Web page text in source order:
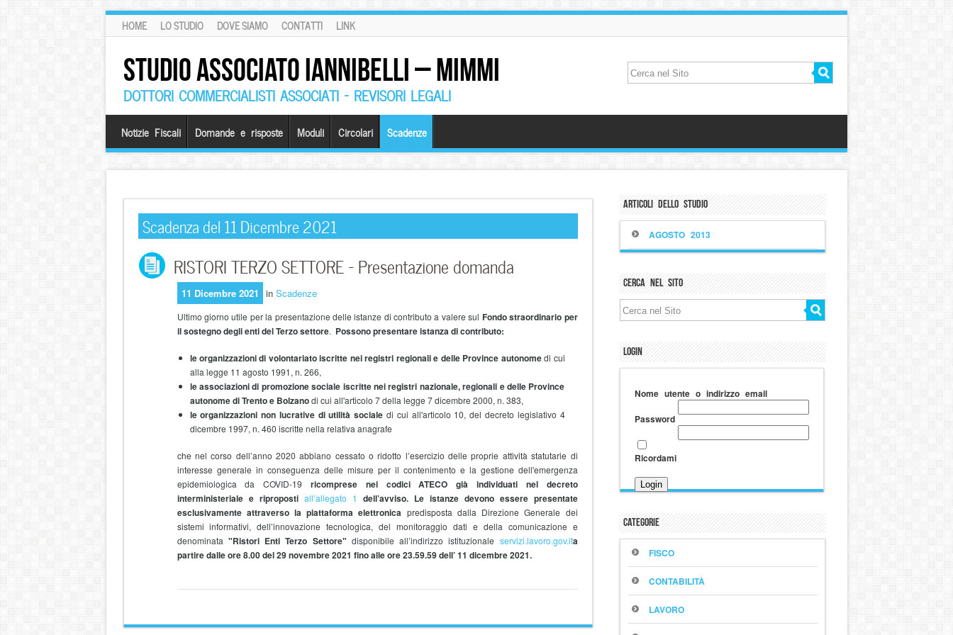
HOME LO STUDIO DOVE SIAMO CONTATTI LINK
STUDIO ASSOCIATO IANNIBELLI – MIMMI
DOTTORI COMMERCIALISTI ASSOCIATI – REVISORI LEGALI
Notizie Fiscali Domande e risposte Moduli Circolari Scadenze
Scadenza del 11 Dicembre 2021
RISTORI TERZO SETTORE – Presentazione domanda
11 Dicembre 2021 in Scadenze
Ultimo giorno utile per la presentazione delle istanze di contributo a valere sul Fondo straordinario per
il sostegno degli enti del Terzo settore. Possono presentare istanza di contributo:
le organizzazioni di volontariato iscritte nei registri regionali e delle Province autonomedi cui
alla legge 11 agosto 1991, n. 266,
le associazioni di promozione sociale iscritte nei registri nazionale, regionali e delle Province
autonome di Trento e Bolzanodi cui all'articolo 7 della legge 7 dicembre 2000, n. 383,
le organizzazioni non lucrative di utilità sociale di cui all'articolo 10, del decreto legislativo 4
dicembre 1997, n. 460 iscritte nella relativa anagrafe
che nel corso dell’anno 2020 abbiano cessato o ridotto l’esercizio delle proprie attività statutarie di
interesse generale in conseguenza delle misure per il contenimento e la gestione dell'emergenza
epidemiologica da COVID-19 ricomprese nei codici ATECO già individuati nel decreto
interministeriale e riproposti all’allegato 1 dell’avviso. Le istanze devono essere presentate
esclusivamente attraverso la piattaforma elettronica predisposta dalla Direzione Generale dei
sistemi informativi, dell’innovazione tecnologica, del monitoraggio dati e della comunicazione e
denominata "Ristori Enti Terzo Settore" disponibile all’indirizzo istituzionale servizi.lavoro.gov.ita
partire dalle ore 8.00 del 29 novembre 2021 fino alle ore 23.59.59 dell’ 11 dicembre 2021.
Articoli dello Studio
AGOSTO 2013
Cerca nel sito
Login
Nome utente o indirizzo email
Password
Ricordami
Categorie
FISCO
CONTABILITÀ
LAVORO